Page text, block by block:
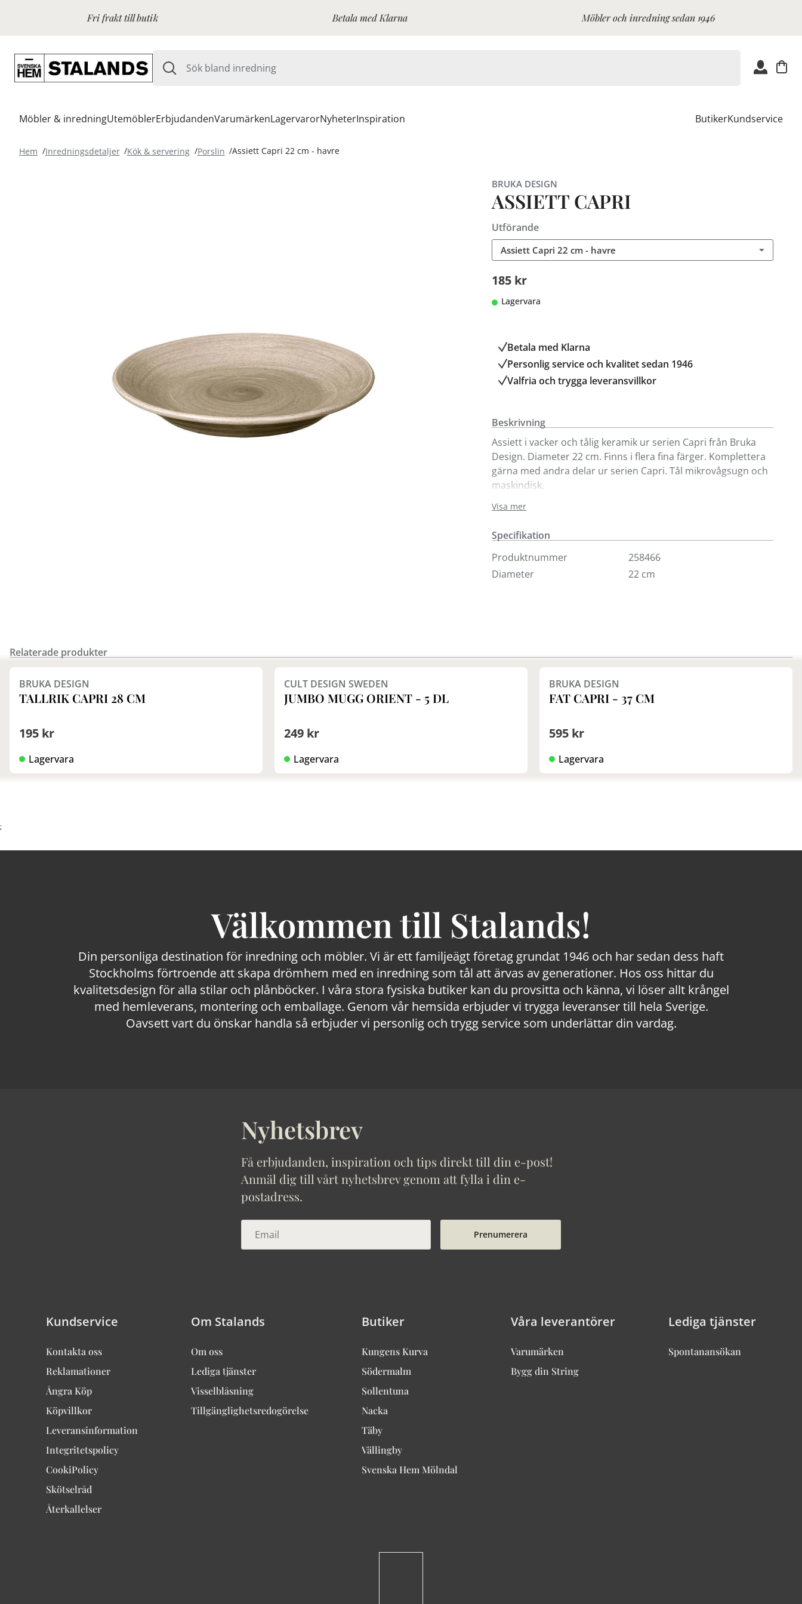
Fri frakt till butik Betala med Klarna Möbler och inredning sedan 1946
Möbler & inredningUtemöblerErbjudandenVarumärkenLagervarorNyheterInspiration ButikerKundservice
Hem Inredningsdetaljer Kök & servering Porslin Assiett Capri 22 cm - havre
BRUKA DESIGN
ASSIETT CAPRI
Utförande
Assiett Capri 22 cm - havre
185 kr
Lagervara
Betala med Klarna
Personlig service och kvalitet sedan 1946
Valfria och trygga leveransvillkor
Beskrivning
Assiett i vacker och tålig keramik ur serien Capri från Bruka
Design. Diameter 22 cm. Finns i flera fina färger. Komplettera
gärna med andra delar ur serien Capri. Tål mikrovågsugn och
maskindisk.
Bruka Design säljs på våra inredningsavdelningar i Kungens
Kurva- och Sollentunabutiken. Sortimentet kan variera.
Välkommen in!
Visa mer
Specifikation
Produktnummer
258466
Diameter
22 cm
Relaterade produkter Finns i fler val (5)
BRUKA DESIGN
TALLRIK CAPRI 28 CM
195 kr
Lagervara
Finns i fler val (5)
CULT DESIGN SWEDEN
JUMBO MUGG ORIENT - 5 DL
249 kr
Lagervara
Finns i fler val (2)
BRUKA DESIGN
FAT CAPRI - 37 CM
595 kr
Lagervara
;
Välkommen till Stalands!
Din personliga destination för inredning och möbler. Vi är ett familjeägt företag grundat 1946 och har sedan dess haft
Stockholms förtroende att skapa drömhem med en inredning som tål att ärvas av generationer. Hos oss hittar du
kvalitetsdesign för alla stilar och plånböcker. I våra stora fysiska butiker kan du provsitta och känna, vi löser allt krångel
med hemleverans, montering och emballage. Genom vår hemsida erbjuder vi trygga leveranser till hela Sverige.
Oavsett vart du önskar handla så erbjuder vi personlig och trygg service som underlättar din vardag.
Nyhetsbrev
Få erbjudanden, inspiration och tips direkt till din e-post!
Anmäl dig till vårt nyhetsbrev genom att fylla i din e-
postadress.
Prenumerera
Kundservice
Kontakta oss
Reklamationer
Ångra Köp
Köpvillkor
Leveransinformation
Integritetspolicy
CookiPolicy
Skötselråd
Återkallelser
Om Stalands
Om oss
Lediga tjänster
Visselblåsning
Tillgänglighetsredogörelse
Butiker
Kungens Kurva
Södermalm
Sollentuna
Nacka
Täby
Vällingby
Svenska Hem Mölndal
Våra leverantörer
Varumärken
Bygg din String
Lediga tjänster
Spontanansökan